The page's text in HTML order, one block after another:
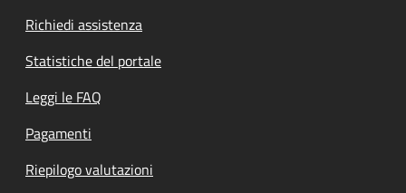
Richiedi assistenza
Statistiche del portale
Leggi le FAQ
Pagamenti
Riepilogo valutazioni